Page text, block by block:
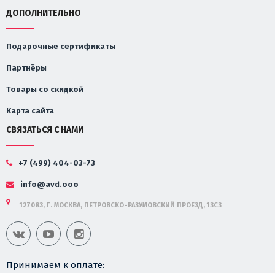
ДОПОЛНИТЕЛЬНО
Подарочные сертификаты
Партнёры
Товары со скидкой
Карта сайта
СВЯЗАТЬСЯ С НАМИ
+7 (499) 404-03-73
info@avd.ooo
127083, Г. МОСКВА, ПЕТРОВСКО-РАЗУМОВСКИЙ ПРОЕЗД, 13С3
Принимаем к оплате: